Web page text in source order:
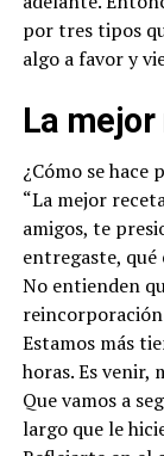
adelante.
por tres tipos
algo a favor y
La
¿Cómo se hace
“La mejor
amigos, te
entregaste, qué
No entienden
Estamos más
horas. Es venir,
Que vamos a
largo que le